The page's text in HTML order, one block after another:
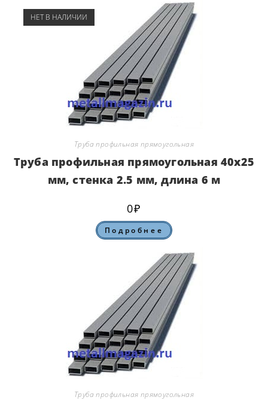
НЕТ В НАЛИЧИИ
Труба профильная прямоугольная
Труба профильная прямоугольная 40х25
мм, стенка 2.5 мм, длина 6 м
0₽
Подробнее
Труба профильная прямоугольная